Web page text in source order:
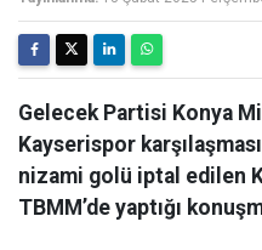
Gelecek Partisi Konya
Kayserispor
nizami golü iptal edilen
TBMM’de yaptığı